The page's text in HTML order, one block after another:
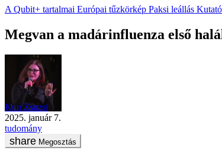
A Qubit+ tartalmai Európai tűzkörkép Paksi leállás
Megvan a madárinfluenza első
Kun Zsuzsi
2025. január 7.
tudomány
Megosztás